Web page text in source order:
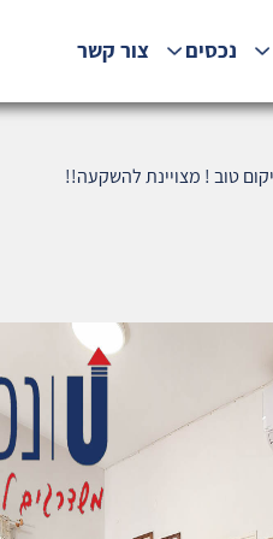
נכסים צור קשר